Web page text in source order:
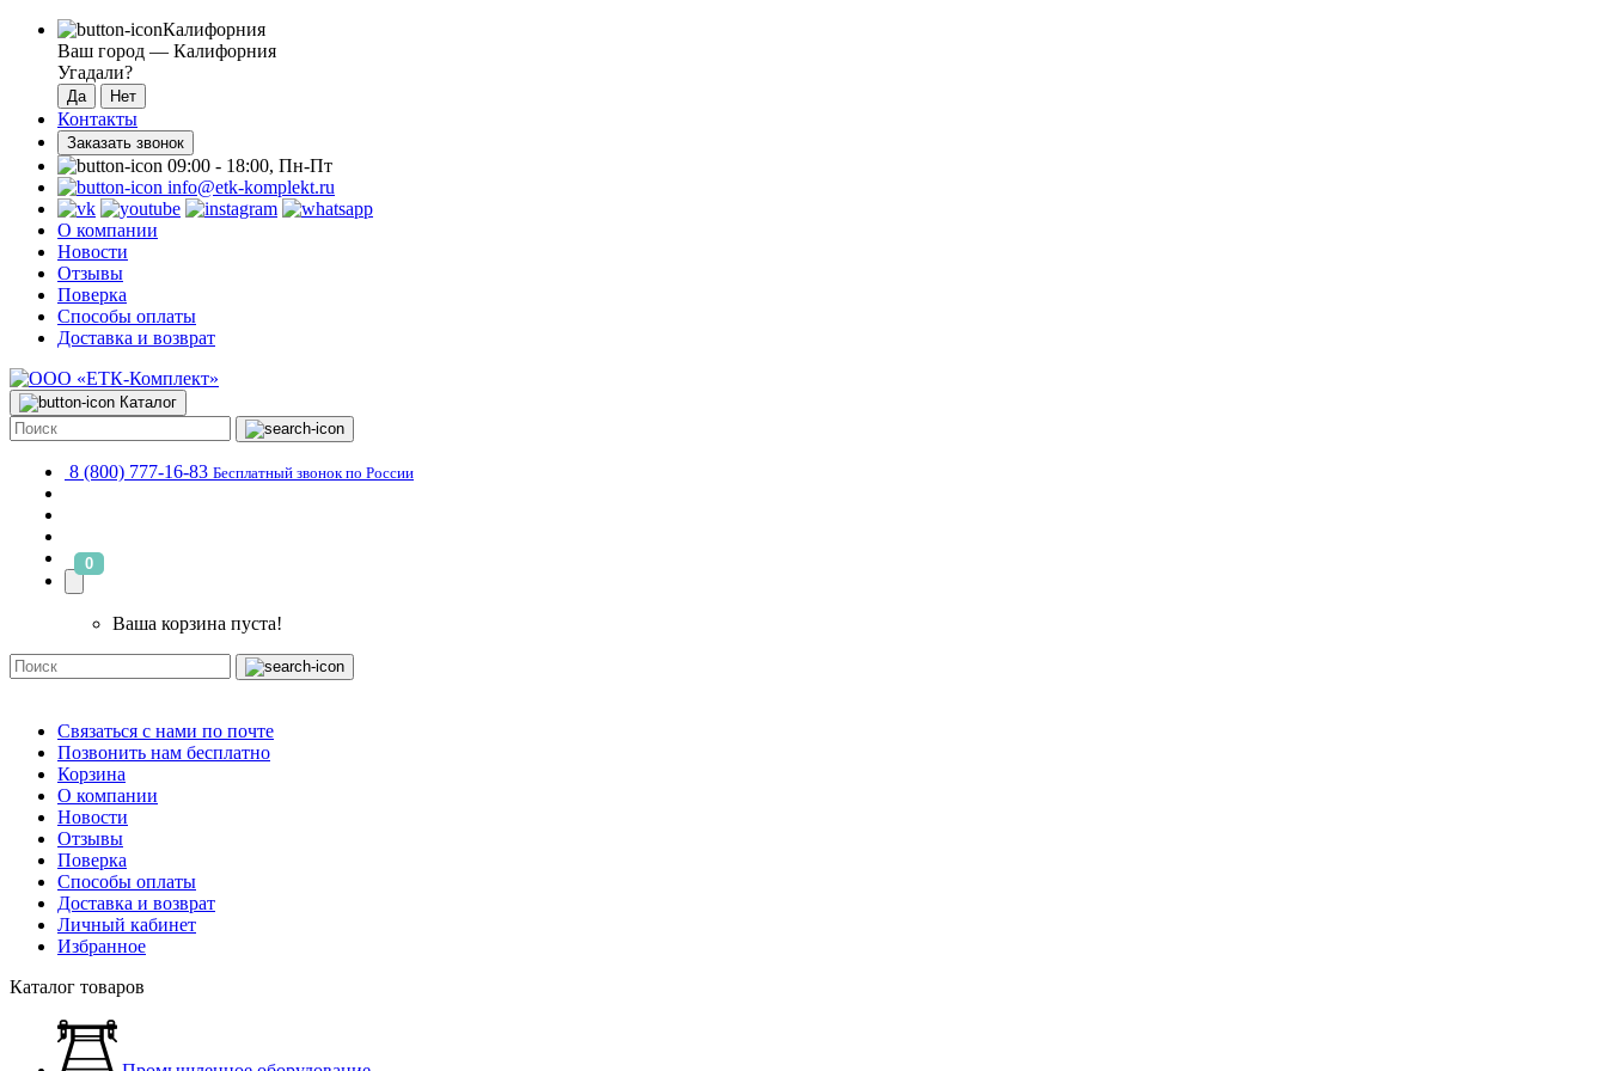
Калифорния
Ваш город — Калифорния
Угадали?
Контакты
Заказать звонок
09:00 - 18:00, Пн-Пт
info@etk-komplekt.ru
О компании
Новости
Отзывы
Поверка
Способы оплаты
Доставка и возврат
Каталог
8 (800) 777-16-83 Бесплатный звонок по России
0
Ваша корзина пуста!
Связаться с нами по почте
Позвонить нам бесплатно
Корзина
О компании
Новости
Отзывы
Поверка
Способы оплаты
Доставка и возврат
Личный кабинет
Избранное
Каталог товаров